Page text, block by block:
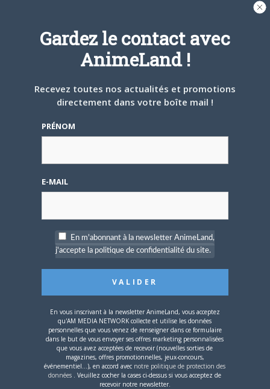
Défendre les couleurs d'AnimeLand était
un rêve. Il ne me reste plus qu'à
partir tranquille.
ARTICLES LIÉS
L’AnimeLand Hors-Série
– Spécial Posters est
4 AOÛT 2026 0
Une nouvelle série TV
Digimon en préparation
pour 2027
Gardez le contact avec
AnimeLand !
Recevez toutes nos actualités et promotions
directement dans votre boîte mail !
PRÉNOM
E-MAIL
En m'abonnant à la newsletter AnimeLand,
j'accepte la politique de confidentialité du site.
En vous inscrivant à la newsletter AnimeLand, vous acceptez
qu'AM MEDIA NETWORK collecte et utilise les données
personnelles que vous venez de renseigner dans ce formulaire
dans le but de vous envoyer ses offres marketing personnalisées
que vous avez acceptées de recevoir (nouvelles sorties de
magazines, offres promotionnelles, jeux-concours,
événementiel...), en accord avec notre politique de protection des
données . Veuillez cocher la cases ci-dessus si vous acceptez de
recevoir notre newsletter.